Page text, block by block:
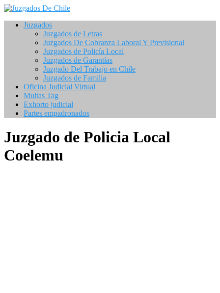
Saltar
contenidoJuzgados
Juzgados de Letras
Juzgados De Cobranza Laboral Y Previsional
Juzgados de Policía Local
Juzgados de Garantías
Juzgado Del Trabajo en Chile
Juzgados de Familia
Oficina Judicial Virtual
Multas Tag
Exhorto judicial
Partes empadronados
Juzgado de Policia Local
Coelemu